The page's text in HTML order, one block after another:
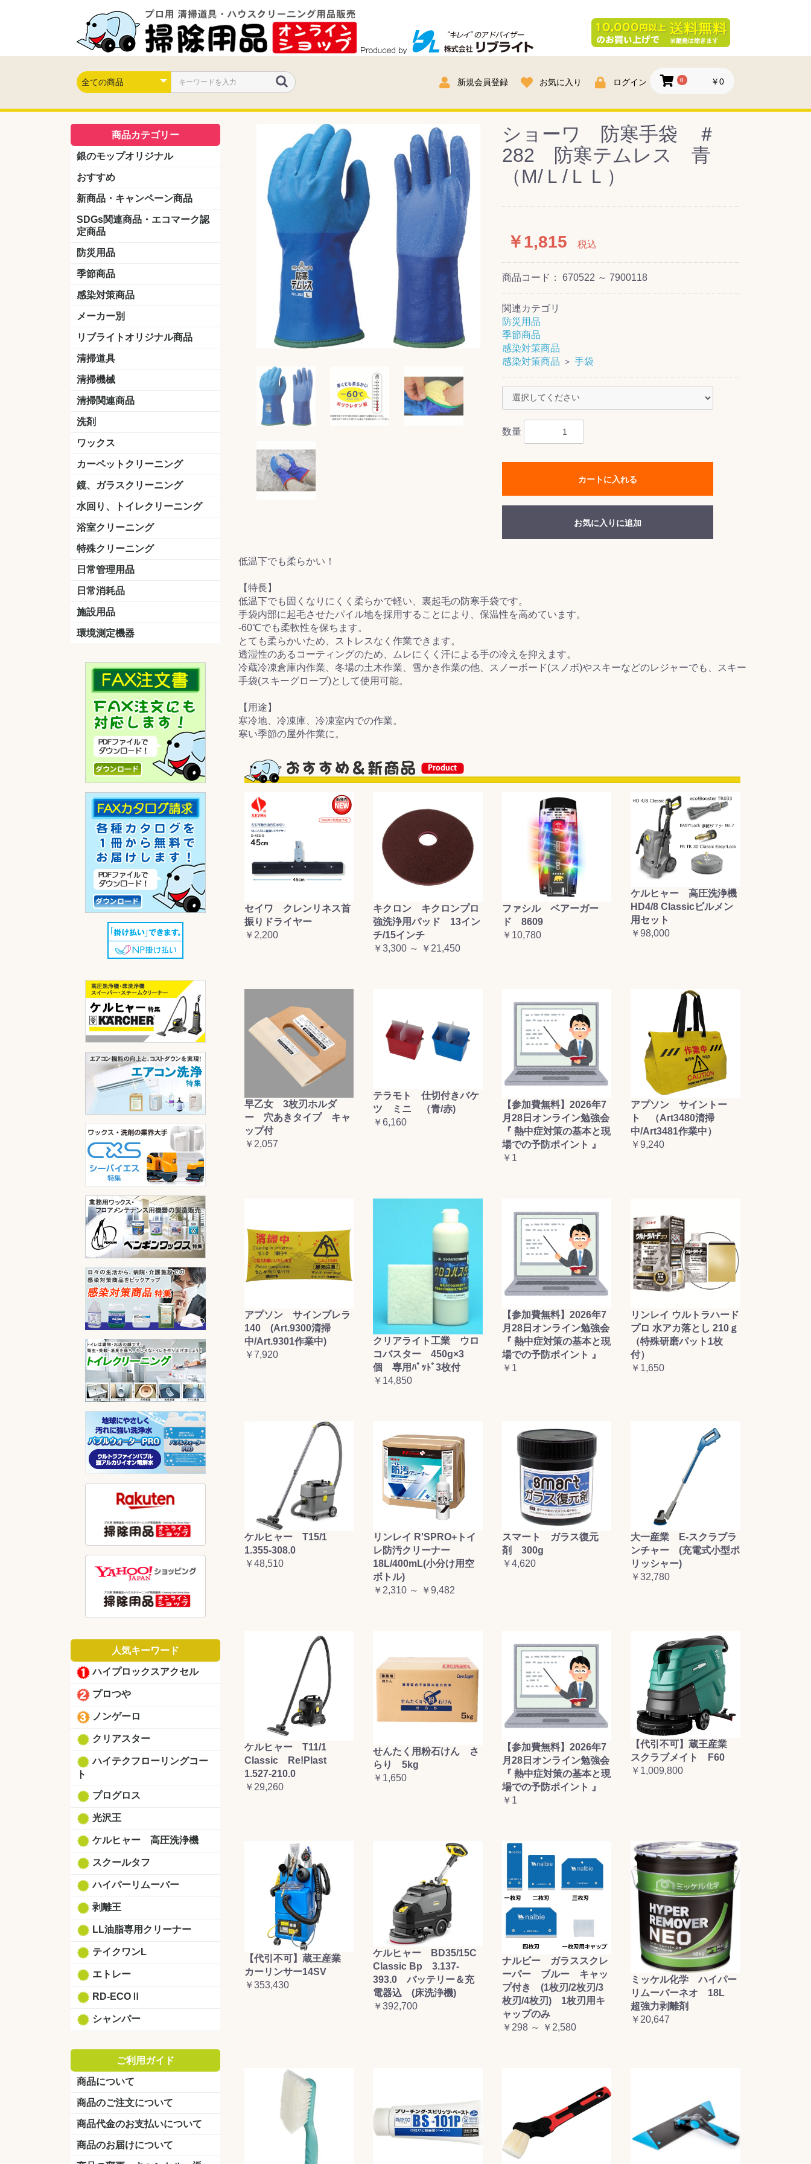
新規会員登録 お気に入り ログイン 0 ￥0
商品カテゴリー
銀のモップオリジナル
おすすめ
新商品・キャンペーン商品
キャンペーン商品
新製品
SDGs関連商品・エコマーク認
定商品
防災用品
季節商品
感染対策商品
おう吐物
除菌洗剤
うがい薬
マスク
手洗い石鹸
手指消毒
手袋
メーカー別
クオリティ
ニイタカ
シーバイエス 樹脂ワックス(一般製品)
ドライメンテナンス用樹
水性・半樹脂製品
油性ワックス
特殊用途製品
ニュートラ フロアケアシ
天然石材用・テラゾー・
コンクリート用
木床用ワックス
床用クリーナー
植物油用クリーナー
鉱物油用クリーナー
リンレイ
ペンギンワックス 樹脂ワックス
水性・半樹脂製品
特殊用途製品
ドライメンテナンス用樹
クリーナー製品
石材床用商品
日常管理商品
横浜油脂工業
ミッケル化学（旧：スイショウ
ユシロ化学
コニシ
つやげん
ダイカ商事
スリーエムジャパン
山崎産業
テラモト
セイワ
エトレー
ラバーメイド
ジャパックス
日本サニパック
ケルヒャー
マキタ
ショーワグローブ
花王
サラヤ
アルボース
コスケム
ミヤキ
紺商
信徳ポミー
リブライトオリジナル商品
LLオレンジクリーナー
LL油脂専用クリーナー
LLワックスモップ
LL-21
マーベラスiL
清掃道具
ほうき
ちりとり
モップ及び関連品 ワンタッチ式モップ
水切りドライヤー
その他アタッチメント
(ワンタッチ式用)
モップ ワックス塗布
ハードフロア用ダストモップ
テラモト
その他
清掃機械
掃除機
ドライバキューム
アップライトバキューム
コードレスタイプ
高圧洗浄機
吸水機
カーペット用マシン
送風機
ポリッシャー スタンダード
高速回転
ハンディポリッシャー
関連商品
ポリッシャー・自動床洗浄機用
掃除機用紙パック
その他
清掃関連商品
ダストカート
台車
移動式バレット
脚立
モップハンガー
サインボード
光沢計
カーペット汚染度計
洗剤
床用表面洗浄剤
ハクリ剤
厨房用
工場用
石材用
サビ用
木材用
タイル用
外壁用
壁面用
手あか用
病院用
除菌用
ワックス
樹脂ワックス
ペンギンワックス
半樹脂ワックス
フローリング用
病院用ワックス
中性ワックス
石材用
木床用
その他
カーペットクリーニング
洗剤
ブラシ
パット
その他
鏡、ガラスクリーニング
ガラスワイパー
シャンパー(ウオッシャー)
ガラススクイジー
ケレン
ツールホルダー
洗剤 うろこ取り
天井・高所作業
水回り、トイレクリーニング
洗剤
尿石除去剤
水アカ除去剤
排水管つまり除去剤
消臭・防臭剤
道具
浴室クリーニング
洗剤
道具
特殊クリーニング
石材
エアコン
リンス&中和剤&前処理
洗浄ツール
洗浄シート
外壁
その他
日常管理用品
クリーナー
洗濯用洗剤
油汚れ落とし
サビ取り剤
タバコ専用消臭
日常消耗品
トイレットペーパー
ペーパータオル
便座除菌クリーナー
ポリ袋
施設用品
マット・他
ベンチ
灰皿
傘立
くず入れ
環境測定機器
人気キーワード
ハイプロックスアクセル
プロつや
ノンゲーロ
クリアスター
ハイテクフローリングコー
ト
プログロス
光沢王
ケルヒャー 高圧洗浄機
スクールタフ
ハイパーリムーバー
剥離王
LL油脂専用クリーナー
テイクワンL
エトレー
RD-ECOⅡ
シャンパー
ご利用ガイド
商品について
商品のご注文について
商品代金のお支払いについて
商品のお届けについて
ショーワ 防寒手袋 ＃
282 防寒テムレス 青
（M/Ｌ/ＬＬ）
￥1,815 税込
商品コード： 670522 ～ 7900118
関連カテゴリ
防災用品
季節商品
感染対策商品
感染対策商品 ＞ 手袋
数量
カートに入れる
お買い物を続ける カートへ進む
お気に入りに追加
低温下でも柔らかい！
【特長】
低温下でも固くなりにくく柔らかで軽い、裏起毛の防寒手袋です。
手袋内部に起毛させたパイル地を採用することにより、保温性を高めています。
-60℃でも柔軟性を保ちます。
とても柔らかいため、ストレスなく作業できます。
透湿性のあるコーティングのため、ムレにくく汗による手の冷えを抑えます。
冷蔵冷凍倉庫内作業、冬場の土木作業、雪かき作業の他、スノーボード(スノボ)やスキーなどのレジャーでも、スキー
手袋(スキーグローブ)として使用可能。
【用途】
寒冷地、冷凍庫、冷凍室内での作業。
寒い季節の屋外作業に。
セイワ クレンリネス首
振りドライヤー
￥2,200
キクロン キクロンプロ
強洗浄用パッド 13イン
チ/15インチ
￥3,300 ～ ￥21,450
ファシル ベアーガー
ド 8609
￥10,780
ケルヒャー 高圧洗浄機
HD4/8 Classicビルメン
用セット
￥98,000
早乙女 3枚刃ホルダ
ー 穴あきタイプ キャ
ップ付
￥2,057
テラモト 仕切付きバケ
ツ ミニ （青/赤)
￥6,160
【参加費無料】2026年7
月28日オンライン勉強会
『 熱中症対策の基本と現
場での予防ポイント 』
￥1
アプソン サイントー
ト （Art3480清掃
中/Art3481作業中）
￥9,240
アプソン サインブレラ
140 (Art.9300清掃
中/Art.9301作業中)
￥7,920
クリアライト工業 ウロ
コバスター 450g×3
個 専用ﾊﾟｯﾄﾞ3枚付
￥14,850
【参加費無料】2026年7
月28日オンライン勉強会
『 熱中症対策の基本と現
場での予防ポイント 』
￥1
リンレイ ウルトラハード
プロ 水アカ落とし 210ｇ
（特殊研磨パット1枚
付）
￥1,650
ケルヒャー T15/1
1.355-308.0
￥48,510
リンレイ R'SPRO+トイ
レ防汚クリーナー
18L/400mL(小分け用空
ボトル)
￥2,310 ～ ￥9,482
スマート ガラス復元
剤 300g
￥4,620
大一産業 E-スクラブラ
ンチャー (充電式小型ポ
リッシャー)
￥32,780
ケルヒャー T11/1
Classic Re!Plast
1.527-210.0
￥29,260
せんたく用粉石けん さ
らり 5kg
￥1,650
【参加費無料】2026年7
月28日オンライン勉強会
『 熱中症対策の基本と現
場での予防ポイント 』
￥1
【代引不可】蔵王産業
スクラブメイト F60
￥1,009,800
【代引不可】蔵王産業
カーリンサー14SV
￥353,430
ケルヒャー BD35/15C
Classic Bp 3.137-
393.0 バッテリー＆充
電器込 (床洗浄機)
￥392,700
ナルビー ガラススクレ
ーパー ブルー キャッ
プ付き (1枚刃/2枚刃/3
枚刃/4枚刃) 1枚刃用キ
ャップのみ
￥298 ～ ￥2,580
ミッケル化学 ハイパー
リムーバーネオ 18L
超強力剥離剤
￥20,647